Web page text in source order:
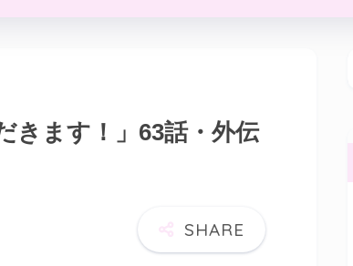
きます！」63話・外伝